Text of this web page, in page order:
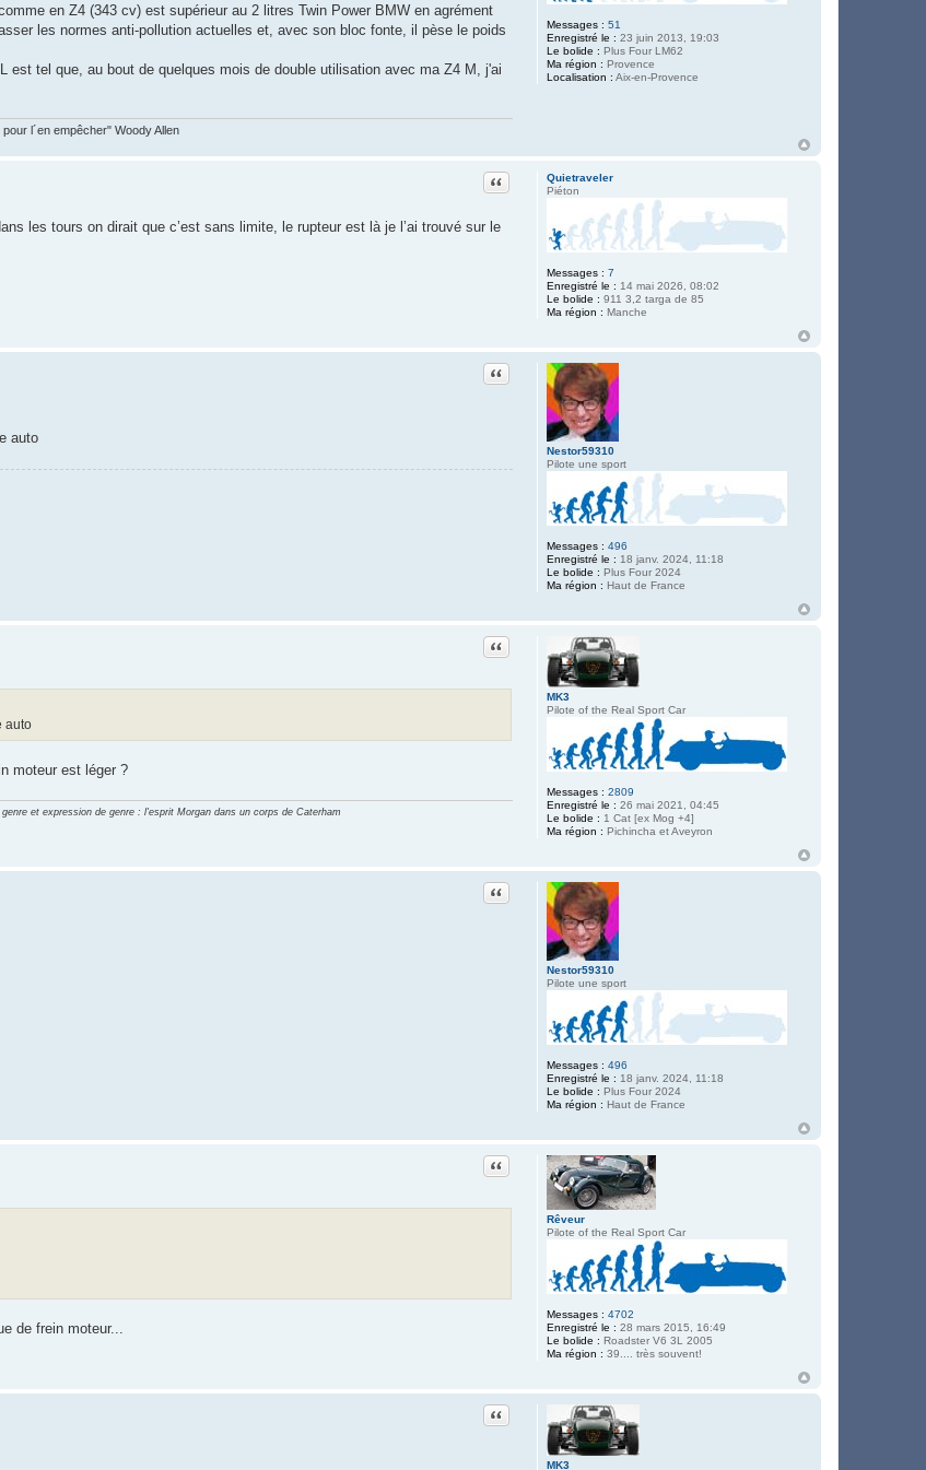
Messages : 51
Enregistré le : 23 juin 2013, 19:03
Le bolide : Plus Four LM62
Ma région : Provence
Localisation : Aix-en-Provence
en Z4 (343 cv) est supérieur au 2 litres Twin Power BMW en agrément
les normes anti-pollution actuelles et, avec son bloc fonte, il pèse le poids
est tel que, au bout de quelques mois de double utilisation avec ma Z4 M, j'ai
l´en empêcher" Woody Allen
Quietraveler
Piéton
Messages : 7
Enregistré le : 14 mai 2026, 08:02
Le bolide : 911 3,2 targa de 85
Ma région : Manche
Citation
les tours on dirait que c’est sans limite, le rupteur est là je l’ai trouvé sur le
Nestor59310
Pilote une sport
Messages : 496
Enregistré le : 18 janv. 2024, 11:18
Le bolide : Plus Four 2024
Ma région : Haut de France
Citation
auto
MK3
Pilote of the Real Sport Car
Messages : 2809
Enregistré le : 26 mai 2021, 04:45
Le bolide : 1 Cat [ex Mog +4]
Ma région : Pichincha et Aveyron
Citation
auto
moteur est léger ?
et expression de genre : l'esprit Morgan dans un corps de Caterham
Nestor59310
Pilote une sport
Messages : 496
Enregistré le : 18 janv. 2024, 11:18
Le bolide : Plus Four 2024
Ma région : Haut de France
Citation
Rêveur
Pilote of the Real Sport Car
Messages : 4702
Enregistré le : 28 mars 2015, 16:49
Le bolide : Roadster V6 3L 2005
Ma région : 39.... très souvent!
Citation
de frein moteur...
MK3
Citation